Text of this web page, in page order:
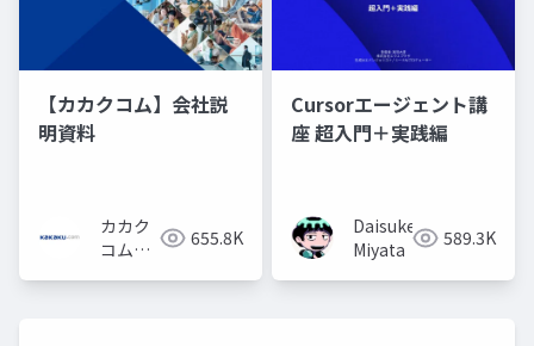
【カカクコム】会社説
明資料
カカク
コム採
655.8K
Cursorエージェント講
座 超入門＋実践編
Daisuke
Miyata
589.3K